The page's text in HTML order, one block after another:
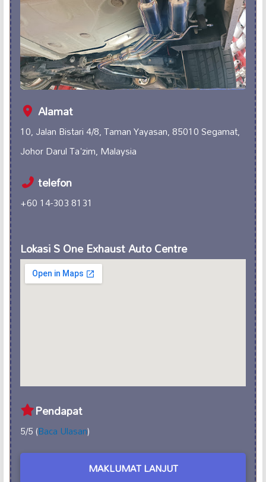
Alamat
10, Jalan Bistari 4/8, Taman Yayasan, 85010 Segamat,
Johor Darul Ta'zim, Malaysia
telefon
+60 14-303 8131
Lokasi S One Exhaust Auto Centre
Pendapat
5/5 (Baca Ulasan)
MAKLUMAT LANJUT